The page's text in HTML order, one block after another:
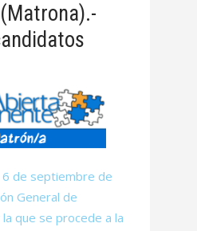
de septiembre de
General de
que se procede a la